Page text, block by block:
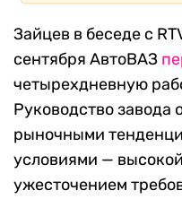
Зайцев в беседе с
сентября АвтоВАЗ
четырехдневную
Руководство завода
рыночными
условиями —
ужесточением